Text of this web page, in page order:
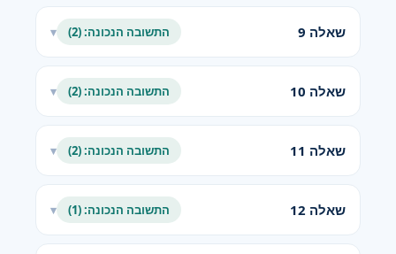
שאלה 9 התשובה הנכונה: (2) ▾
שאלה 10 התשובה הנכונה: (2) ▾
שאלה 11 התשובה הנכונה: (2) ▾
שאלה 12 התשובה הנכונה: (1) ▾